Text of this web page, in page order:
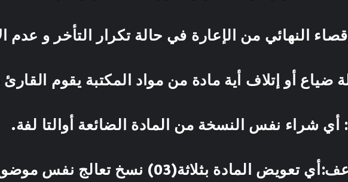
النهائي من الإعارة في حالة تكرار التأخر و عدم
ضياع أو إتلاف أية مادة من مواد المكتبة يقوم القارئ